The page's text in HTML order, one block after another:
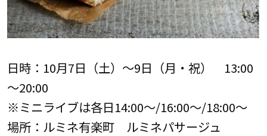
日時：10月7日（土）～9日（月・祝） 13:00
～20:00
※ミニライブは各日14:00～/16:00～/18:00～
場所：ルミネ有楽町 ルミネパサージュ